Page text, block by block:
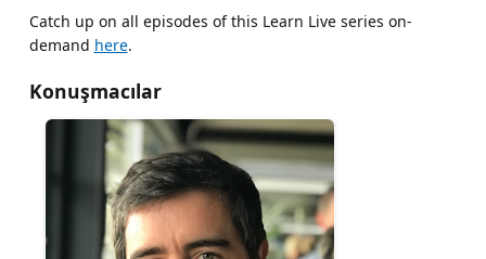
Catch up on all episodes of this Learn Live series on-
demand here.
Konuşmacılar